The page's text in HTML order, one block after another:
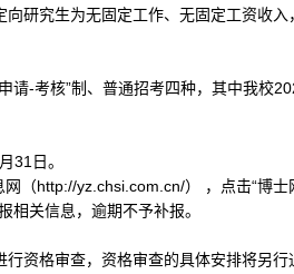
研究生为无固定工作、无固定工资收
请-考核”制、普通招考四种，其中我校
月31 日。
网（http://yz.chsi.com.cn/） ，点击“博士
相关信息，逾期不予补报。
资格审查，资格审查的具体安排将另行